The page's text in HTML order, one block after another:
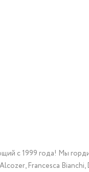
с 1999 года! Мы
Francesca